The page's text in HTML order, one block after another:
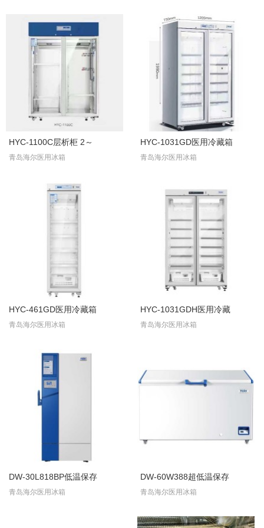
HYC-1100C层析柜 2～
青岛海尔医用冰箱
HYC-1031GD医用冷藏箱
青岛海尔医用冰箱
HYC-461GD医用冷藏箱
青岛海尔医用冰箱
HYC-1031GDH医用冷藏
青岛海尔医用冰箱
DW-30L818BP低温保存
青岛海尔医用冰箱
DW-60W388超低温保存
青岛海尔医用冰箱